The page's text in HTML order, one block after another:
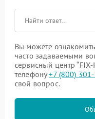
Вы можете
часто задаваемыми
сервисный центр
телефону+7 (800)
свой вопрос.